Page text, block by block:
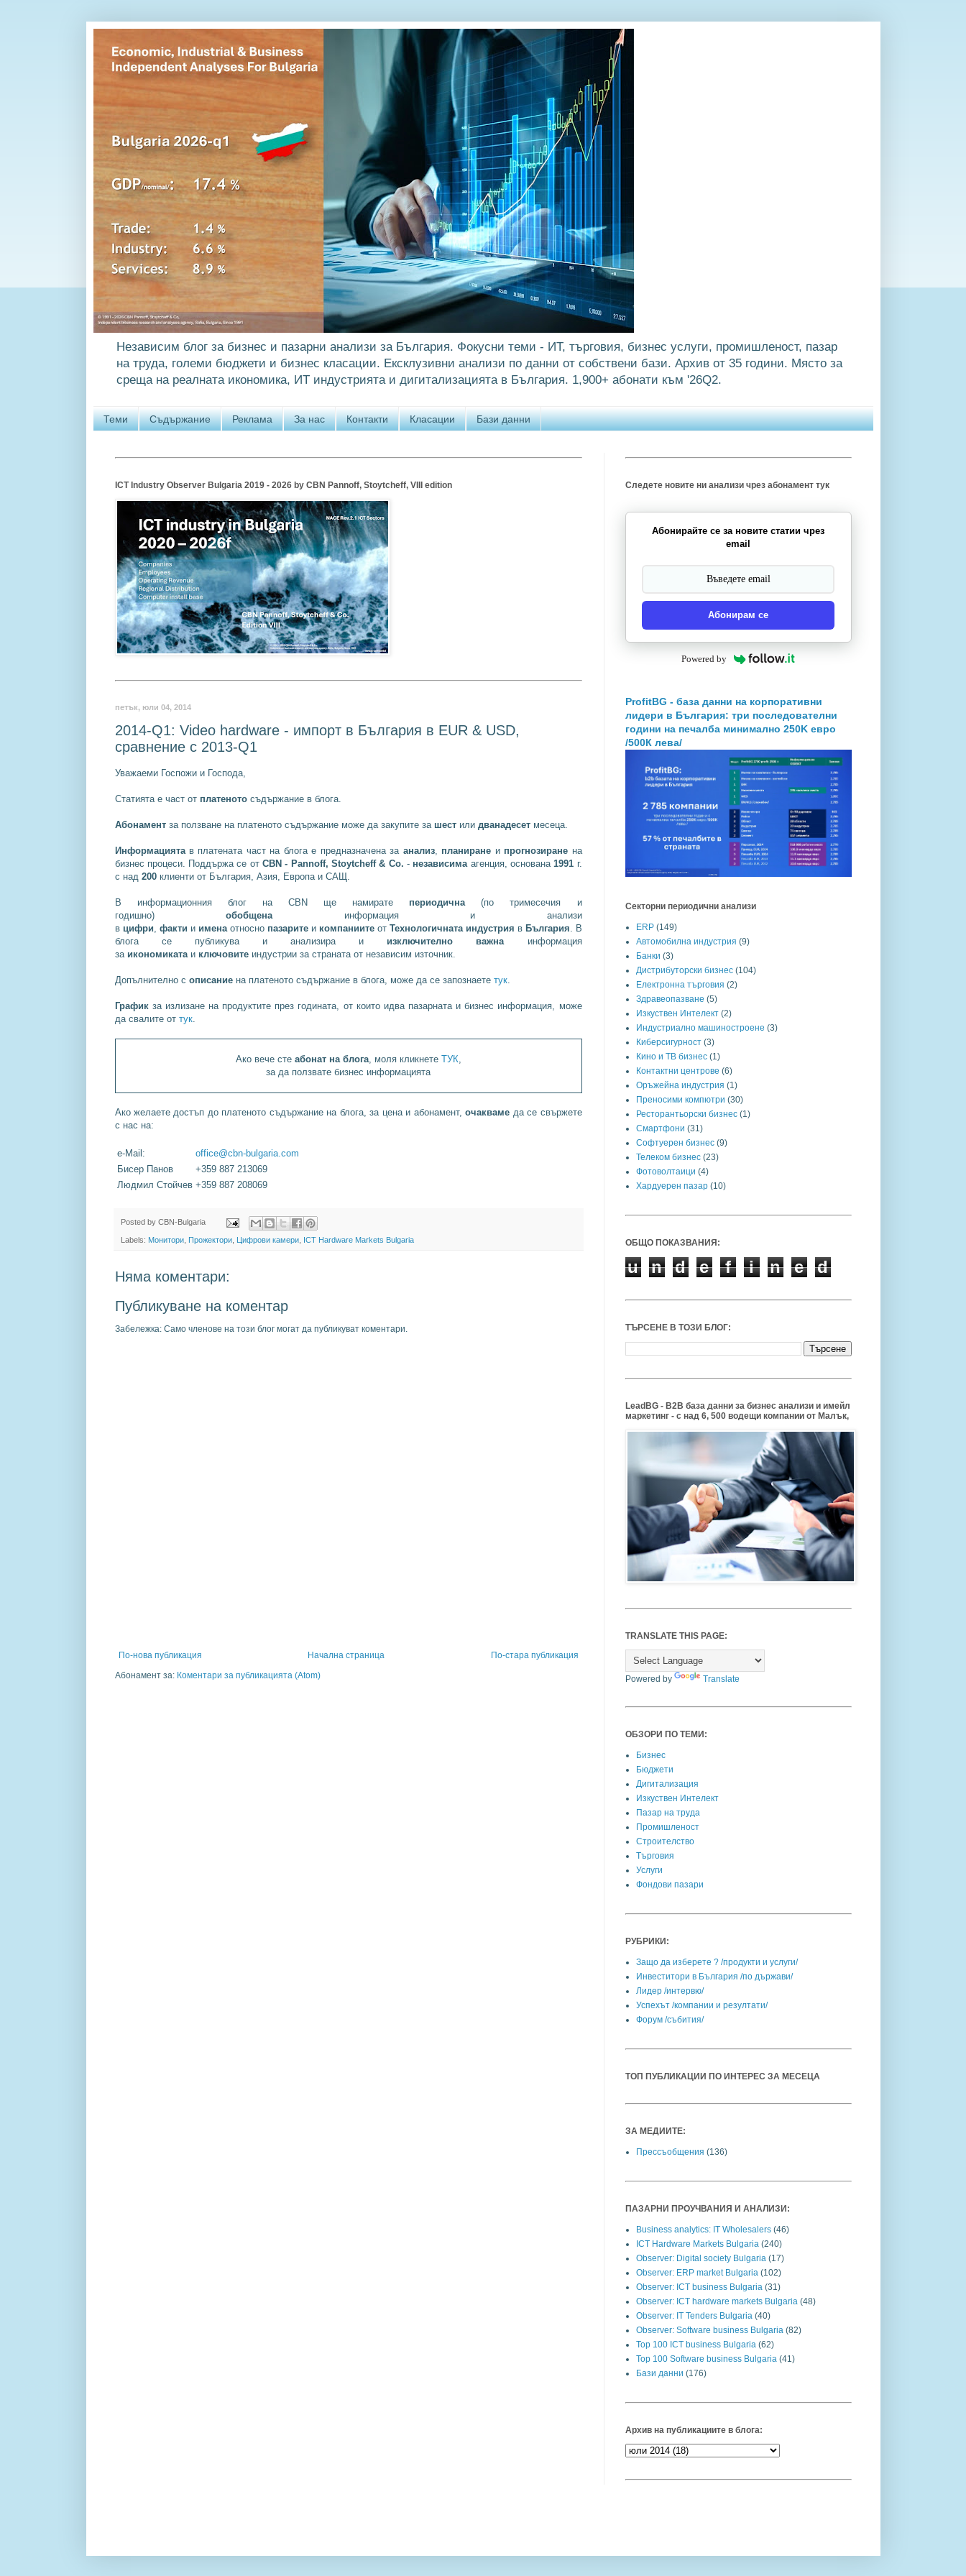
Независим блог за бизнес и пазарни анализи за България. Фокусни теми - ИТ, търговия, бизнес услуги, промишленост, пазар
на труда, големи бюджети и бизнес класации. Ексклузивни анализи по данни от собствени бази. Архив от 35 години. Място за
среща на реалната икономика, ИТ индустрията и дигитализацията в България. 1,900+ абонати към '26Q2.
Теми Съдържание Реклама За нас Контакти Класации Бази данни
ICT Industry Observer Bulgaria 2019 - 2026 by CBN Pannoff, Stoytcheff, VIII edition
петък, юли 04, 2014
2014-Q1: Video hardware - импорт в България в EUR & USD,
сравнение с 2013-Q1
Уважаеми Госпожи и Господа,
Статията е част от платенотосъдържание в блога.
Абонаментза ползване на платеното съдържание може да закупите за шестили дванадесетмесеца.
Информациятав платената част на блога е предназначена за анализ, планиране и прогнозиране на
бизнес процеси. Поддържа се отCBN - Pannoff, Stoytcheff & Co. - независимаагенция, основана1991 г.
с над 200клиенти от България, Азия, Европа и САЩ.
В информационния блог на CBN ще намирате периодична(по тримесечия и
годишно) обобщенаинформация и анализи
в цифри, факти и именаотносно пазаритеи компаниитеот Технологичната индустрия в България. В
блога се публикува и анализира и изключително важнаинформация
за икономикатаи ключовитеиндустрии за страната от независим източник.
Допълнително с описание на платеното съдържание в блога, може да се запознаете тук.
Графикза излизане на продуктите през годината, от които идва пазарната и бизнес информация, може
да свалите от тук.
Ако вече сте абонат на блога, моля кликнете ТУК,
за да ползвате бизнес информацията
Ако желаете достъп до платеното съдържание на блога, за цена и абонамент,очакваме да се свържете
с нас на:
e-Mail:
office@cbn-bulgaria.com
Бисер Панов
+359 887 213069
Людмил Стойчев +359 887 208069
Posted by CBN-Bulgaria
Labels: Монитори, Прожектори, Цифрови камери, ICT Hardware Markets Bulgaria
Няма коментари:
Публикуване на коментар
Забележка: Само членове на този блог могат да публикуват коментари.
По-нова публикация По-стара публикация
Начална страница
Абонамент за: Коментари за публикацията (Atom)
Следете новите ни анализи чрез абонамент тук
Абонирайте се за новите статии чрез
email
Абонирам се
Powered by
ProfitBG - база данни на корпоративни
лидери в България: три последователни
години на печалба минимално 250K евро
/500К лева/
Секторни периодични анализи
ERP (149)
Автомобилна индустрия (9)
Банки (3)
Дистрибуторски бизнес (104)
Електронна търговия (2)
Здравеопазване (5)
Изкуствен Интелект (2)
Индустриално машиностроене (3)
Киберсигурност (3)
Кино и ТВ бизнес (1)
Контактни центрове (6)
Оръжейна индустрия (1)
Преносими компютри (30)
Ресторантьорски бизнес (1)
Смартфони (31)
Софтуерен бизнес (9)
Телеком бизнес (23)
Фотоволтаици (4)
Хардуерен пазар (10)
ОБЩО ПОКАЗВАНИЯ:
u n d e f i n e d
ТЪРСЕНЕ В ТОЗИ БЛОГ:
LeadBG - B2B база данни за бизнес анализи и имейл
маркетинг - с над 6, 500 водещи компании от Малък,
TRANSLATE THIS PAGE:
Powered by Translate
ОБЗОРИ ПО ТЕМИ:
Бизнес
Бюджети
Дигитализация
Изкуствен Интелект
Пазар на труда
Промишленост
Строителство
Търговия
Услуги
Фондови пазари
РУБРИКИ:
Защо да изберете ? /продукти и услуги/
Инвеститори в България /по държави/
Лидер /интервю/
Успехът /компании и резултати/
Форум /събития/
ТОП ПУБЛИКАЦИИ ПО ИНТЕРЕС ЗА МЕСЕЦА
ЗА МЕДИИТЕ:
Прессъобщения (136)
ПАЗАРНИ ПРОУЧВАНИЯ И АНАЛИЗИ:
Business analytics: IT Wholesalers (46)
ICT Hardware Markets Bulgaria (240)
Observer: Digital society Bulgaria (17)
Observer: ERP market Bulgaria (102)
Observer: ICT business Bulgaria (31)
Observer: ICT hardware markets Bulgaria (48)
Observer: IT Tenders Bulgaria (40)
Observer: Software business Bulgaria (82)
Top 100 ICT business Bulgaria (62)
Top 100 Software business Bulgaria (41)
Бази данни (176)
Архив на публикациите в блога: